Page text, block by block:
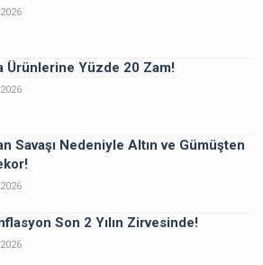
Ürünlerine Yüzde 20 Zam!
Savaşı Nedeniyle Altın ve Gümüşten
Son 2 Yılın Zirvesinde!